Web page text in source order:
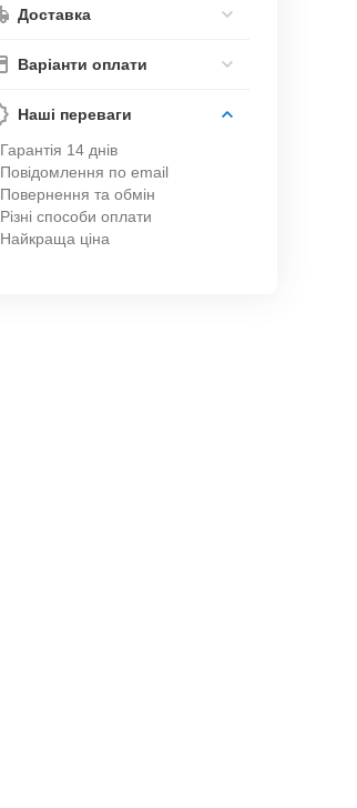
Доставка
Варіанти оплати
Наші переваги
Гарантія 14 днів
Повідомлення по email
Повернення та обмін
Різні способи оплати
Найкраща ціна